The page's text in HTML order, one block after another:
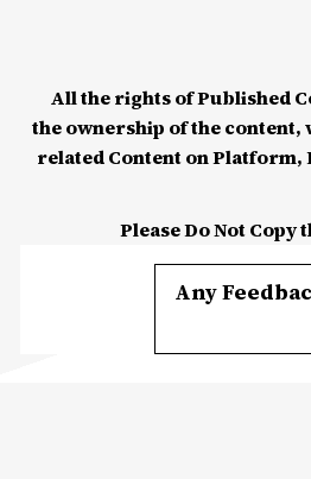
All the rights of Published
the ownership of the content,
related Content on Platform,
Please Do Not
Any